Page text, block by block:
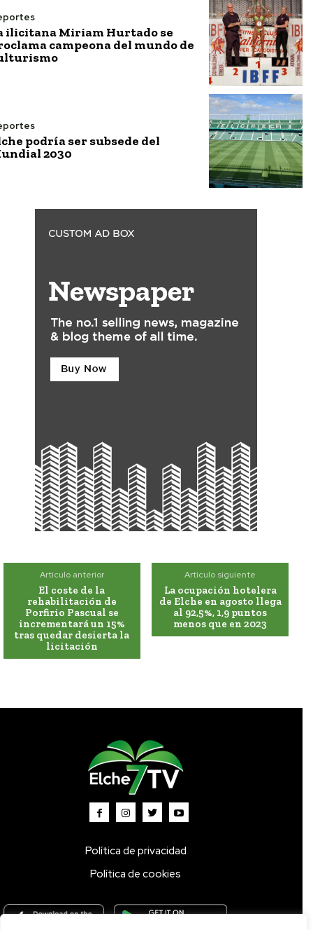
ilicitana Miriam Hurtado se
campeona del mundo de
podría ser subsede del
2030
Artículo anterior
El coste de la
rehabilitación de
Porfirio Pascual se
incrementará un 15%
tras quedar desierta la
licitación
Artículo siguiente
La ocupación hotelera
de Elche en agosto llega
al 92,5%, 1,9 puntos
menos que en 2023
Política de privacidad
Política de cookies